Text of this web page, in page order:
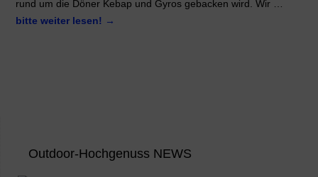
rund um die Döner Kebap und Gyros gebacken wird. Wir …
bitte weiter lesen! →
Outdoor-Hochgenuss NEWS